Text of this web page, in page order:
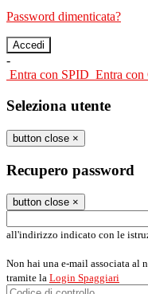
Password dimenticata?
-
Entra con SPID Entra con
Seleziona utente
button close ×
Recupero password
button close ×
all'indirizzo indicato con le
Non hai una e-mail associata al
tramite la Login Spaggiari